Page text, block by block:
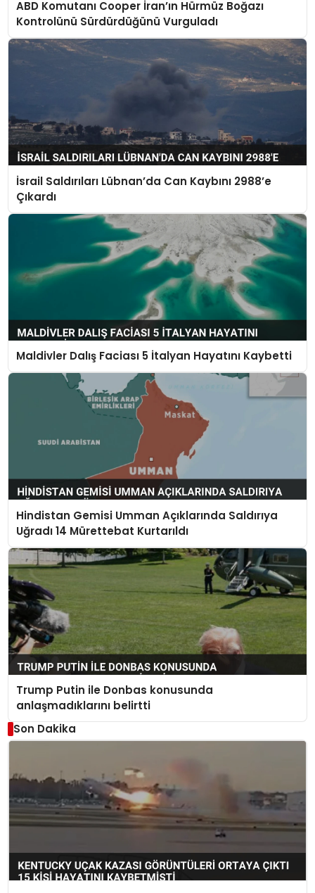
ABD Komutanı Cooper İran’ın Hürmüz Boğazı
Kontrolünü Sürdürdüğünü Vurguladı
İsrail Saldırıları Lübnan’da Can Kaybını 2988’e
Çıkardı
Maldivler Dalış Faciası 5 İtalyan Hayatını Kaybetti
Hindistan Gemisi Umman Açıklarında Saldırıya
Uğradı 14 Mürettebat Kurtarıldı
Trump Putin ile Donbas konusunda
anlaşmadıklarını belirtti
Son Dakika